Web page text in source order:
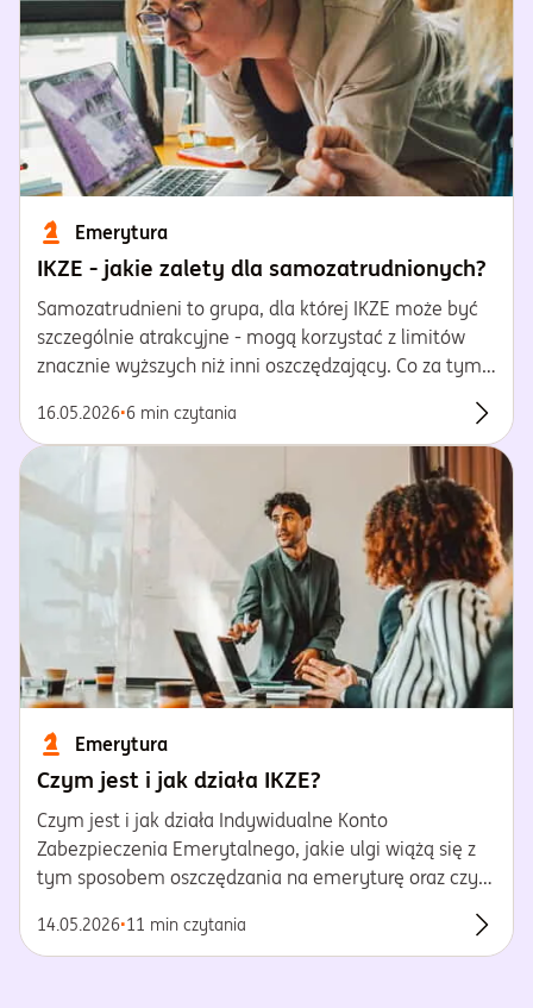
Emerytura
IKZE - jakie zalety dla samozatrudnionych?
Samozatrudnieni to grupa, dla której IKZE może być
szczególnie atrakcyjne - mogą korzystać z limitów
znacznie wyższych niż inni oszczędzający. Co za tym
podatkową podczas corocznego rozliczenia.
16.05.2026•6 min czytania
Emerytura
Czym jest i jak działa IKZE?
Czym jest i jak działa Indywidualne Konto
Zabezpieczenia Emerytalnego, jakie ulgi wiążą się z
tym sposobem oszczędzania na emeryturę oraz czym
niejasności i pokazujemy, dlaczego warto zacząć
oszczędzać z IKZE.
14.05.2026•11 min czytania